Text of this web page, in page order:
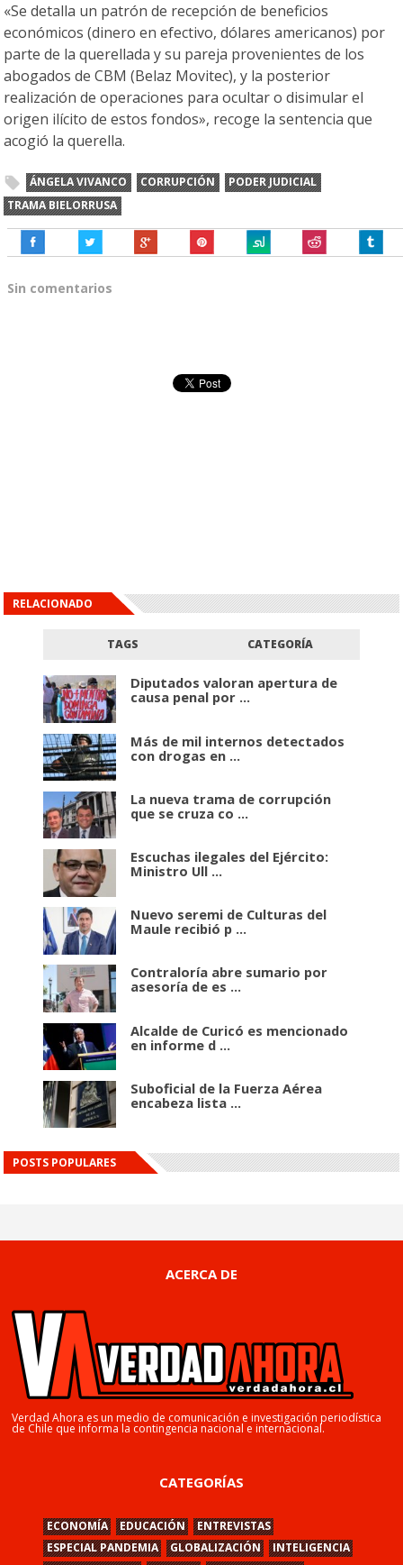
«Se detalla un patrón de recepción de beneficios
económicos (dinero en efectivo, dólares americanos) por
parte de la querellada y su pareja provenientes de los
abogados de CBM (Belaz Movitec), y la posterior
realización de operaciones para ocultar o disimular el
origen ilícito de estos fondos», recoge la sentencia que
acogió la querella.
ÁNGELA VIVANCO CORRUPCIÓN
PODER JUDICIAL
TRAMA BIELORRUSA
Sin comentarios
RELACIONADO
TAGS CATEGORÍA
Diputados valoran apertura de
causa penal por ...
Más de mil internos detectados
con drogas en ...
La nueva trama de corrupción
que se cruza co ...
Escuchas ilegales del Ejército:
Ministro Ull ...
Nuevo seremi de Culturas del
Maule recibió p ...
Contraloría abre sumario por
asesoría de es ...
Alcalde de Curicó es mencionado
en informe d ...
Suboficial de la Fuerza Aérea
encabeza lista ...
POSTS POPULARES
ACERCA DE
Verdad Ahora es un medio de comunicación e investigación periodística
de Chile que informa la contingencia nacional e internacional.
CATEGORÍAS
ECONOMÍA EDUCACIÓN
ENTREVISTAS
ESPECIAL PANDEMIA
GLOBALIZACIÓN
INTELIGENCIA